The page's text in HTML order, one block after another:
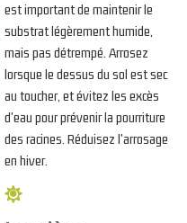
est important de maintenir le
substrat légèrement humide,
mais pas détrempé. Arrosez
lorsque le dessus du sol est sec
au toucher, et évitez les excès
d'eau pour prévenir la pourriture
des racines. Réduisez l'arrosage
en hiver.